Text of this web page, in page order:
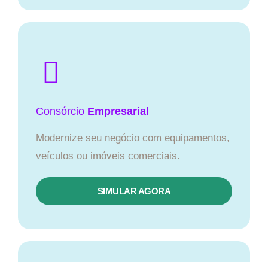
Consórcio Empresarial
Modernize seu negócio com equipamentos,
veículos ou imóveis comerciais.
SIMULAR AGORA